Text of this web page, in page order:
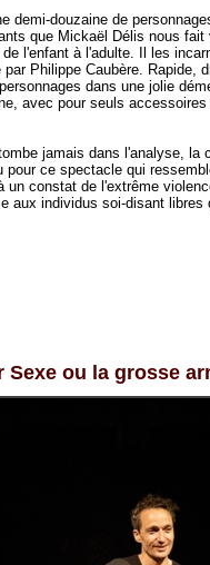
demi-douzaine de
que Mickaël Délis nous fait
l'enfant à l'adulte. Il les
par Philippe Caubère. Rapide,
dans une jolie
avec pour seuls
jamais dans l'analyse, la
pour ce spectacle qui
un constat de l'extrême
aux individus soi-disant libres
Sexe ou la grosse